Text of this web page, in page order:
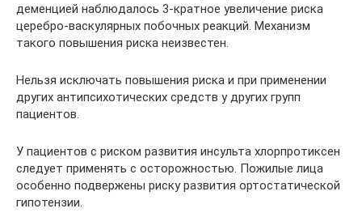
деменцией наблюдалось 3-кратное увеличение риска
церебро-васкулярных побочных реакций. Механизм
такого повышения риска неизвестен.
Нельзя исключать повышения риска и при применении
других антипсихотических средств у других групп
пациентов.
У пациентов с риском развития инсульта хлорпротиксен
следует применять с осторожностью. Пожилые лица
особенно подвержены риску развития ортостатической
гипотензии.